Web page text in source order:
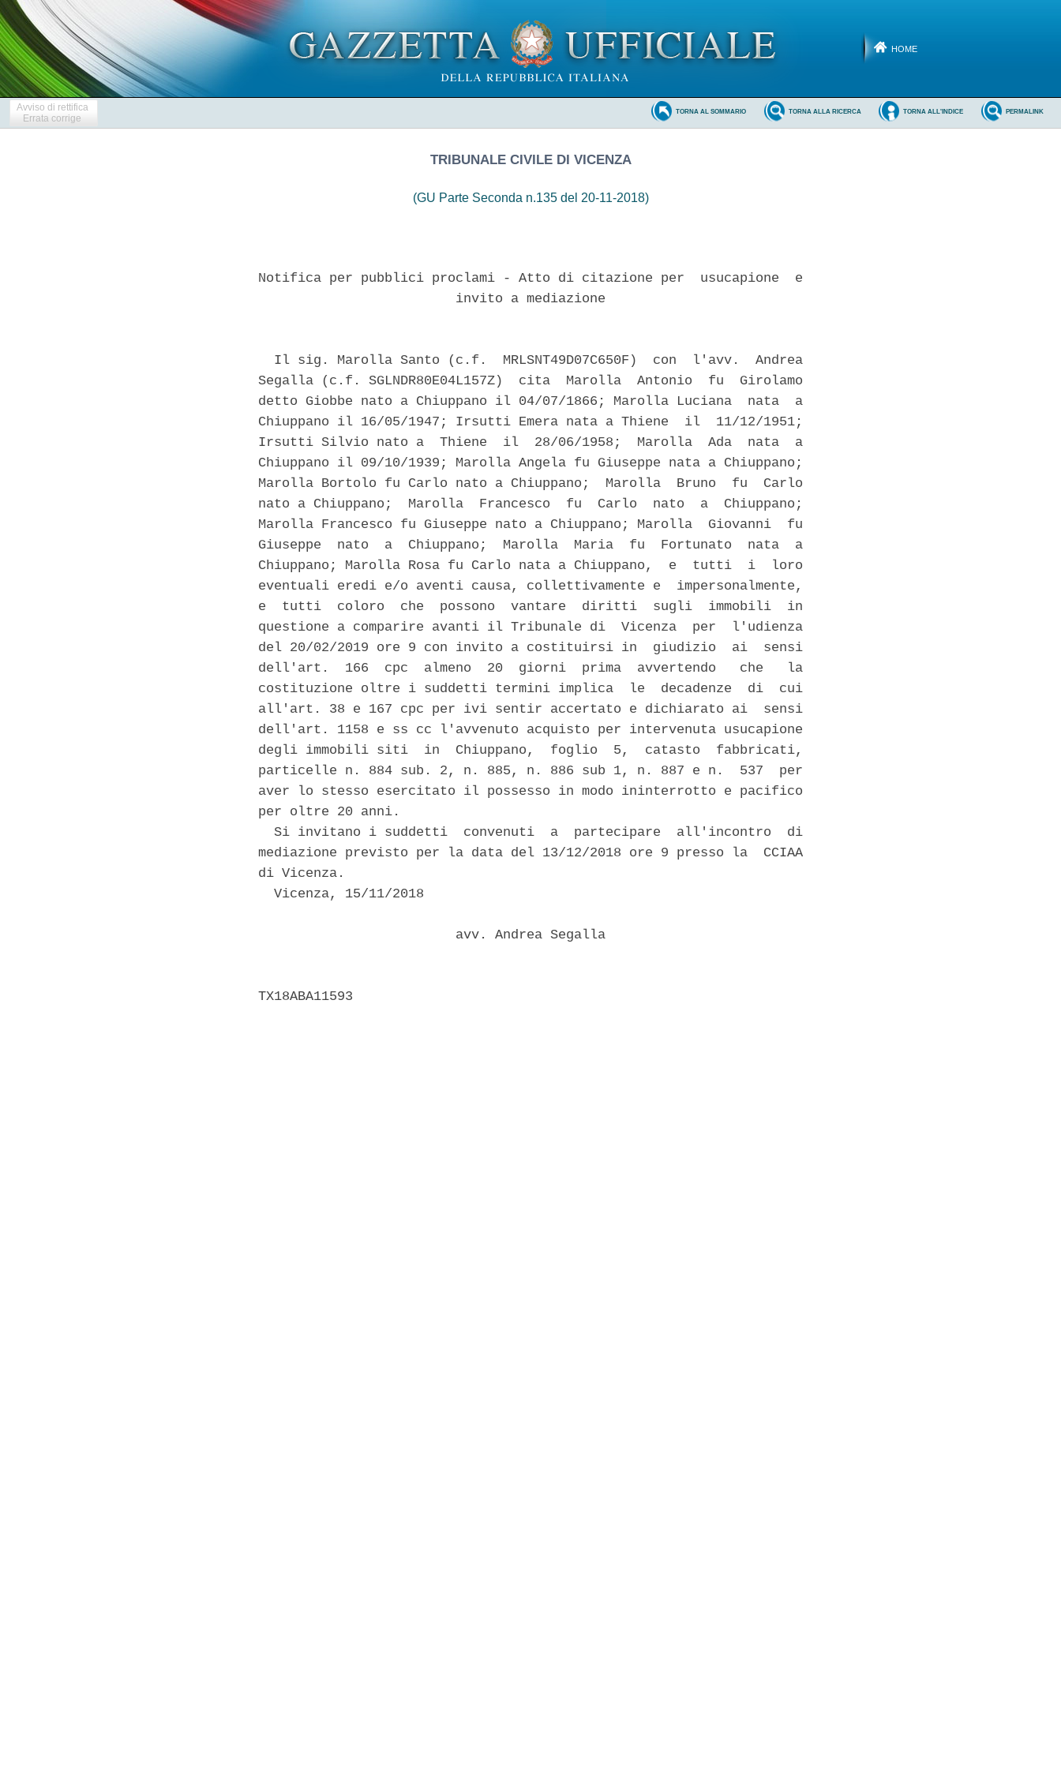
HOME
Avviso di rettifica
Errata corrige
PERMALINK
TORNA ALL'INDICE
TORNA ALLA RICERCA
TORNA AL SOMMARIO
TRIBUNALE CIVILE DI VICENZA
(GU Parte Seconda n.135 del 20-11-2018)
Notifica per pubblici proclami - Atto di citazione per  usucapione  e
                         invito a mediazione
  Il sig. Marolla Santo (c.f.  MRLSNT49D07C650F)  con  l'avv.  Andrea
Segalla (c.f. SGLNDR80E04L157Z)  cita  Marolla  Antonio  fu  Girolamo
detto Giobbe nato a Chiuppano il 04/07/1866; Marolla Luciana  nata  a
Chiuppano il 16/05/1947; Irsutti Emera nata a Thiene  il  11/12/1951;
Irsutti Silvio nato a  Thiene  il  28/06/1958;  Marolla  Ada  nata  a
Chiuppano il 09/10/1939; Marolla Angela fu Giuseppe nata a Chiuppano;
Marolla Bortolo fu Carlo nato a Chiuppano;  Marolla  Bruno  fu  Carlo
nato a Chiuppano;  Marolla  Francesco  fu  Carlo  nato  a  Chiuppano;
Marolla Francesco fu Giuseppe nato a Chiuppano; Marolla  Giovanni  fu
Giuseppe  nato  a  Chiuppano;  Marolla  Maria  fu  Fortunato  nata  a
Chiuppano; Marolla Rosa fu Carlo nata a Chiuppano,  e  tutti  i  loro
eventuali eredi e/o aventi causa, collettivamente e  impersonalmente,
e  tutti  coloro  che  possono  vantare  diritti  sugli  immobili  in
questione a comparire avanti il Tribunale di  Vicenza  per  l'udienza
del 20/02/2019 ore 9 con invito a costituirsi in  giudizio  ai  sensi
dell'art.  166  cpc  almeno  20  giorni  prima  avvertendo   che   la
costituzione oltre i suddetti termini implica  le  decadenze  di  cui
all'art. 38 e 167 cpc per ivi sentir accertato e dichiarato ai  sensi
dell'art. 1158 e ss cc l'avvenuto acquisto per intervenuta usucapione
degli immobili siti  in  Chiuppano,  foglio  5,  catasto  fabbricati,
particelle n. 884 sub. 2, n. 885, n. 886 sub 1, n. 887 e n.  537  per
aver lo stesso esercitato il possesso in modo ininterrotto e pacifico
per oltre 20 anni.
  Si invitano i suddetti  convenuti  a  partecipare  all'incontro  di
mediazione previsto per la data del 13/12/2018 ore 9 presso la  CCIAA
di Vicenza.
  Vicenza, 15/11/2018
                         avv. Andrea Segalla